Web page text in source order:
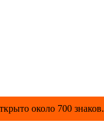
около 700 знаков.